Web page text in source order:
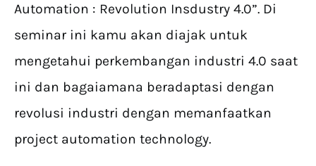
Automation : Revolution Insdustry 4.0”. Di
seminar ini kamu akan diajak untuk
mengetahui perkembangan industri 4.0 saat
ini dan bagaiamana beradaptasi dengan
revolusi industri dengan memanfaatkan
project automation technology.